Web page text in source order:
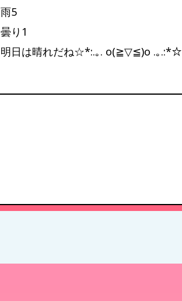
雨5
曇り1
明日は晴れだね☆*:.｡. o(≧▽≦)o .｡.:*☆